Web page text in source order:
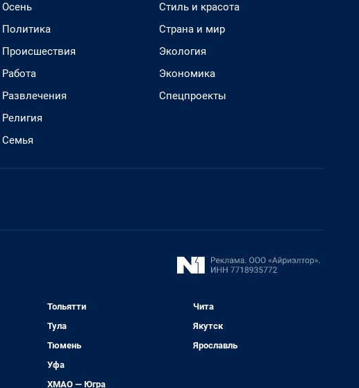
Осень
Политика
Происшествия
Работа
Развлечения
Религия
Семья
Стиль и красота
Страна и мир
Экология
Экономика
Спецпроекты
Тольятти
Тула
Тюмень
Уфа
ХМАО — Югра
Чита
Якутск
Ярославль